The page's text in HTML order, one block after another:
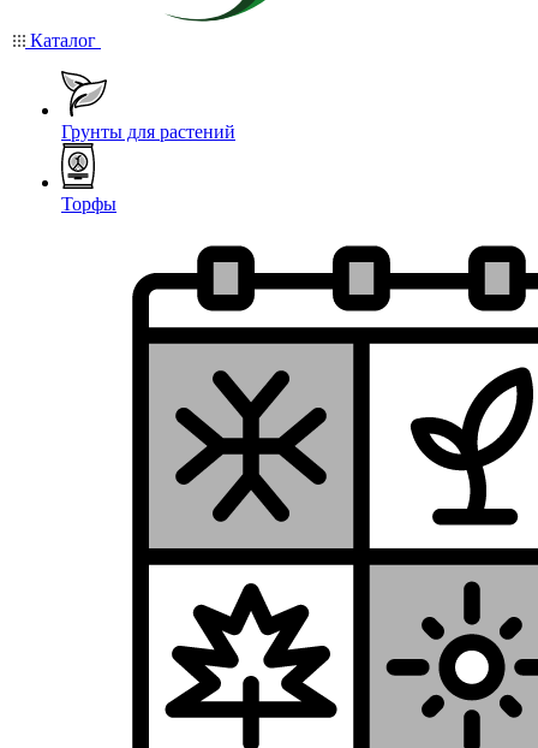
Каталог
Грунты для растений
Торфы